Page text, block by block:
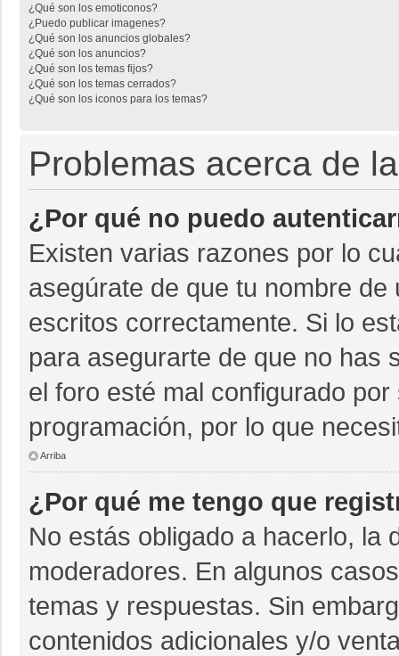
¿Qué son los emoticonos?
¿Puedo publicar imagenes?
¿Qué son los anuncios globales?
¿Qué son los anuncios?
¿Qué son los temas fijos?
¿Qué son los temas cerrados?
¿Qué son los iconos para los temas?
Problemas acerca de
¿Por qué no puedo
Existen varias razones por lo
asegúrate de que tu nombre
escritos correctamente. Si lo
para asegurarte de que no has
el foro esté mal configurado
programación, por lo que
Arriba
¿Por qué me tengo que
No estás obligado a hacerlo, la
moderadores. En algunos
temas y respuestas. Sin
contenidos adicionales y/o